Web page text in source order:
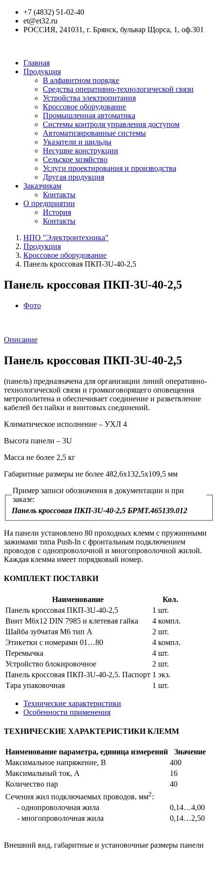
+7 (4832) 51-02-40
et@et32.ru
РОССИЯ, 241031, г. Брянск, бульвар Щорса, 1, оф.301
Главная
Продукция
В алфавитном порядке
Средства оперативно-технологической связи
Устройства электропитания
Кроссовое оборудование
Промышленная автоматика
Системы контроля управления доступом
Автоматизированные системы
Указатели и шильды
Несущие конструкции
Сельское хозяйство
Услуги проектирования и производства
Другая продукция
Заказчикам
Контакты
О предприятии
История
Контакты
НПО "Электронтехника"
Продукция
Кроссовое оборудование
Панель кроссовая ПКП‑3U‑40‑2,5
Панель кроссовая ПКП‑3U‑40‑2,5
Фото
Описание
Панель кроссовая ПКП‑3U‑40‑2,5
(панель) предназначена для организации линий оперативно-
технологической связи и громкоговорящего оповещения
метрополитена и обеспечивает соединение и разветвление
кабелей без пайки и винтовых соединений.
Климатическое исполнение – УХЛ 4
Высота панели – 3U
Масса не более 2,5 кг
Габаритные размеры не более 482,6х132,5х109,5 мм
Пример записи обозначения в документации и при
заказе:
Панель кроссовая ПКП-3U-40-2,5 БРМТ.465139.012
На панели установлено 80 проходных клемм с пружинными
зажимами типа Push-In с фронтальным подключением
проводов с однопроволочной и многопроволочной жилой.
Каждая клемма имеет порядковый номер.
КОМПЛЕКТ ПОСТАВКИ
Наименование
Кол.
Панель кроссовая ПКП-3U-40-2,5
1 шт.
Винт М6х12 DIN 7985 и клетевая гайка
4 компл.
Шайба зубчатая М6 тип А
2 шт.
Этикетки с номерами 01…80
4 компл.
Перемычка
4 шт.
Устройство блокировочное
2 шт.
Панель кроссовая ПКП-3U-40-2,5. Паспорт 1 экз.
Тара упаковочная
1 шт.
Технические характеристики
Особенности применения
ТЕХНИЧЕСКИЕ ХАРАКТЕРИСТИКИ КЛЕММ
Наименование параметра, единица измерений
Значение
Максимальное напряжение, В
400
Максимальный ток, А
16
Количество пар
40
Сечения жил подключаемых проводов, мм2:
- однопроволочная жила
0,14…4,00
- многопроволочная жила
0,14…2,50
Внешний вид, габаритные и установочные размеры панели